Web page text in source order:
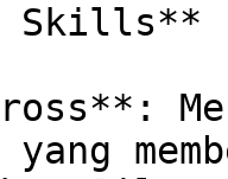
Skills**